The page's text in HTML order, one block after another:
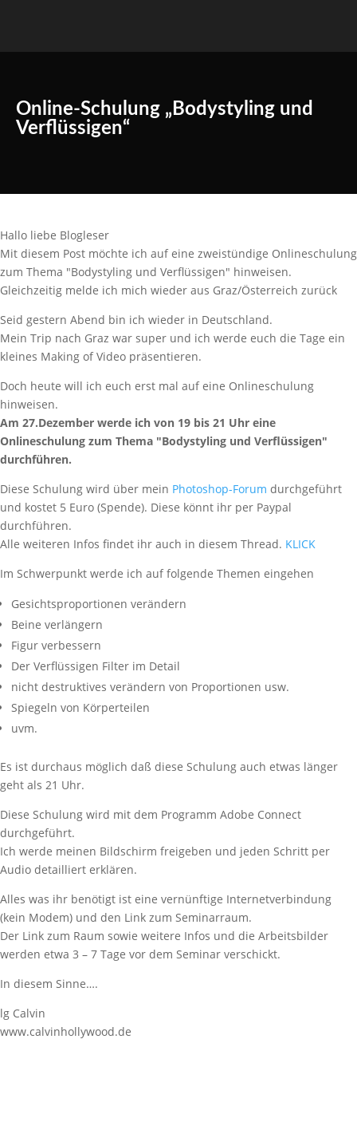
Online-Schulung „Bodystyling und
Verflüssigen“
Hallo liebe Blogleser
Mit diesem Post möchte ich auf eine zweistündige Onlineschulung
zum Thema "Bodystyling und Verflüssigen" hinweisen.
Gleichzeitig melde ich mich wieder aus Graz/Österreich zurück
Seid gestern Abend bin ich wieder in Deutschland.
Mein Trip nach Graz war super und ich werde euch die Tage ein
kleines Making of Video präsentieren.
Doch heute will ich euch erst mal auf eine Onlineschulung
hinweisen.
Am 27.Dezember werde ich von 19 bis 21 Uhr eine
Onlineschulung zum Thema "Bodystyling und Verflüssigen"
durchführen.
Diese Schulung wird über mein Photoshop-Forum durchgeführt
und kostet 5 Euro (Spende). Diese könnt ihr per Paypal
durchführen.
Alle weiteren Infos findet ihr auch in diesem Thread. KLICK
Im Schwerpunkt werde ich auf folgende Themen eingehen
Gesichtsproportionen verändern
Beine verlängern
Figur verbessern
Der Verflüssigen Filter im Detail
nicht destruktives verändern von Proportionen usw.
Spiegeln von Körperteilen
uvm.
Es ist durchaus möglich daß diese Schulung auch etwas länger
geht als 21 Uhr.
Diese Schulung wird mit dem Programm Adobe Connect
durchgeführt.
Ich werde meinen Bildschirm freigeben und jeden Schritt per
Audio detailliert erklären.
Alles was ihr benötigt ist eine vernünftige Internetverbindung
(kein Modem) und den Link zum Seminarraum.
Der Link zum Raum sowie weitere Infos und die Arbeitsbilder
werden etwa 3 – 7 Tage vor dem Seminar verschickt.
In diesem Sinne….
lg Calvin
www.calvinhollywood.de